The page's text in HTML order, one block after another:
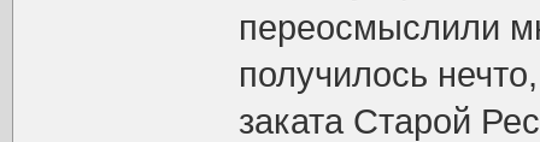
переосмыслили
получилось
заката Старой